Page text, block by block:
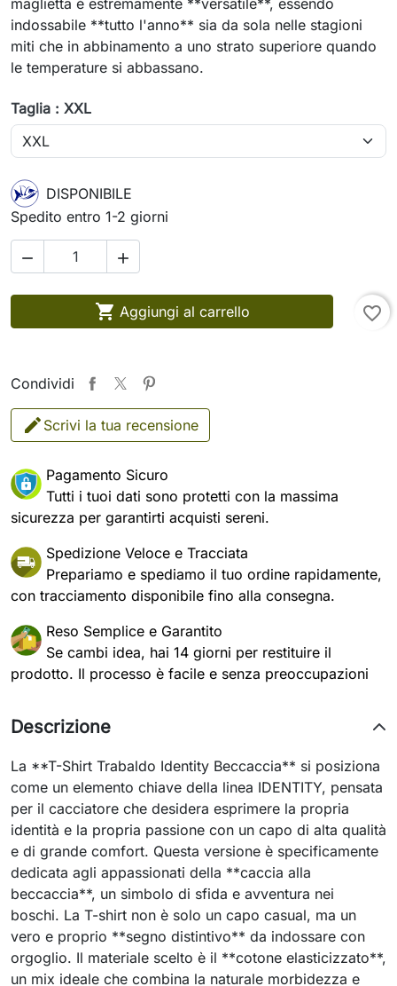
maglietta è estremamente **versatile**, essendo
indossabile **tutto l'anno** sia da sola nelle stagioni
miti che in abbinamento a uno strato superiore quando
le temperature si abbassano.
Taglia : XXL
DISPONIBILE
Spedito entro 1-2 giorni
 
 Aggiungi al carrello favorite_border
Condividi
Scrivi la tua recensione
Pagamento Sicuro
Tutti i tuoi dati sono protetti con la massima
sicurezza per garantirti acquisti sereni.
Spedizione Veloce e Tracciata
Prepariamo e spediamo il tuo ordine rapidamente,
con tracciamento disponibile fino alla consegna.
Reso Semplice e Garantito
Se cambi idea, hai 14 giorni per restituire il
prodotto. Il processo è facile e senza preoccupazioni
Descrizione
La **T-Shirt Trabaldo Identity Beccaccia** si posiziona
come un elemento chiave della linea IDENTITY, pensata
per il cacciatore che desidera esprimere la propria
identità e la propria passione con un capo di alta qualità
e di grande comfort. Questa versione è specificamente
dedicata agli appassionati della **caccia alla
beccaccia**, un simbolo di sfida e avventura nei
boschi. La T-shirt non è solo un capo casual, ma un
vero e proprio **segno distintivo** da indossare con
orgoglio. Il materiale scelto è il **cotone elasticizzato**,
un mix ideale che combina la naturale morbidezza e